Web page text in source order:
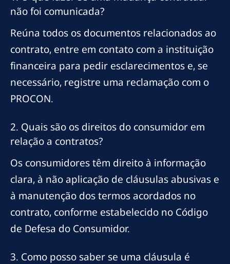
não foi comunicada?
Reúna todos os documentos relacionados ao
contrato, entre em contato com a instituição
financeira para pedir esclarecimentos e, se
necessário, registre uma reclamação com o
PROCON.
2. Quais são os direitos do consumidor em
relação a contratos?
Os consumidores têm direito à informação
clara, à não aplicação de cláusulas abusivas e
à manutenção dos termos acordados no
contrato, conforme estabelecido no Código
de Defesa do Consumidor.
3. Como posso saber se uma cláusula é